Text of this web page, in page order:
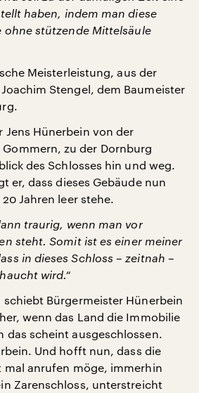
haben, indem man diese
ohne stützende Mittelsäule
Meisterleistung, aus der
Stengel, dem Baumeister
Jens Hünerbein von der
zu der Dornburg
des Schlosses hin und weg.
er, dass dieses Gebäude nun
Jahren leer stehe.
traurig, wenn man vor
steht. Somit ist es einer meiner
in dieses Schloss – zeitnah –
wird.“
schiebt Bürgermeister Hünerbein
wenn das Land die Immobilie
das scheint ausgeschlossen.
Und hofft nun, dass die
mal anrufen möge, immerhin
Zarenschloss, unterstreicht